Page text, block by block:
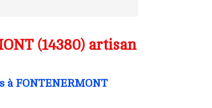
(14380) artisan
à FONTENERMONT